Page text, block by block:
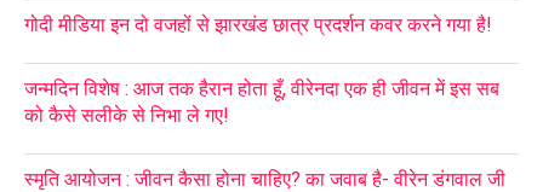
गोदी मीडिया इन दो वजहों से झारखंड छात्र प्रदर्शन कवर करने गया है!
जन्मदिन विशेष : आज तक हैरान होता हूँ, वीरेनदा एक ही जीवन में इस सब
को कैसे सलीके से निभा ले गए!
स्मृति आयोजन : जीवन कैसा होना चाहिए? का जवाब है- वीरेन डंगवाल जी